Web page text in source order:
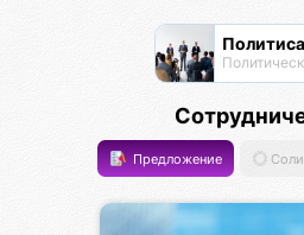
Политиса
Предложение